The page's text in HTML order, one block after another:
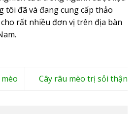
tôi đã và đang cung cấp thảo
rất nhiều đơn vị trên địa bàn
Cây râu mèo trị sỏi thận